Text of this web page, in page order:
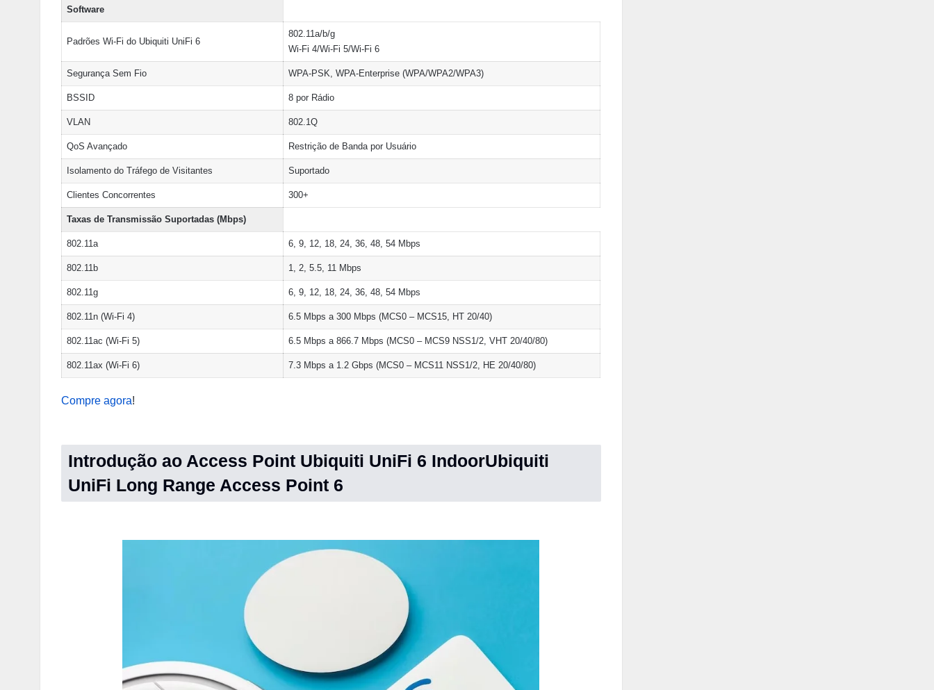
Software
Padrões Wi-Fi do Ubiquiti UniFi 6
802.11a/b/g
Wi-Fi 4/Wi-Fi 5/Wi-Fi 6
Segurança Sem Fio WPA-PSK, WPA-Enterprise (WPA/WPA2/WPA3)
BSSID 8 por Rádio
VLAN 802.1Q
QoS Avançado Restrição de Banda por Usuário
Isolamento do Tráfego de Visitantes Suportado
Clientes Concorrentes 300+
Taxas de Transmissão Suportadas (Mbps)
802.11a 6, 9, 12, 18, 24, 36, 48, 54 Mbps
802.11b 1, 2, 5.5, 11 Mbps
802.11g 6, 9, 12, 18, 24, 36, 48, 54 Mbps
802.11n (Wi-Fi 4) 6.5 Mbps a 300 Mbps (MCS0 – MCS15, HT 20/40)
802.11ac (Wi-Fi 5) 6.5 Mbps a 866.7 Mbps (MCS0 – MCS9 NSS1/2, VHT 20/40/80)
802.11ax (Wi-Fi 6) 7.3 Mbps a 1.2 Gbps (MCS0 – MCS11 NSS1/2, HE 20/40/80)
Compre agora!
Introdução ao Access Point Ubiquiti UniFi 6 IndoorUbiquiti
UniFi Long Range Access Point 6